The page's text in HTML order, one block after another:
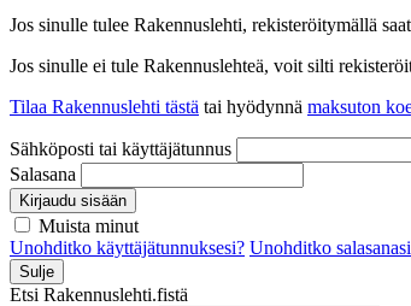
Jos sinulle tulee Rakennuslehti, rekisteröitymällä
Jos sinulle ei tule Rakennuslehteä, voit silti
Tilaa Rakennuslehti tästä tai hyödynnä maksuton
Sähköposti tai käyttäjätunnus
Salasana
Kirjaudu sisään
Muista minut
Unohditko käyttäjätunnuksesi? Unohditko
Sulje
Etsi Rakennuslehti.fistä